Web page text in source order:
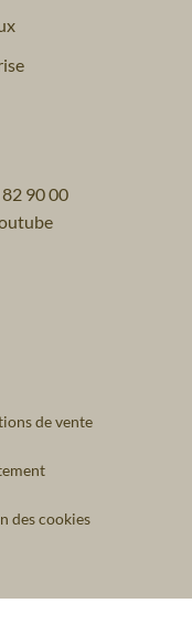
90 00
de vente
des cookies